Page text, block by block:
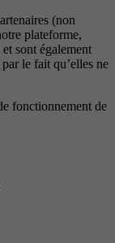
(non
plateforme,
et sont également
le fait qu’elles ne
fonctionnement de